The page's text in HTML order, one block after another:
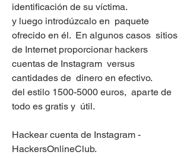
identificación de su víctima.
y luego introdúzcalo en  paquete
ofrecido en él.  En algunos casos  sitios
de Internet proporcionar hackers
cuentas de Instagram  versus
cantidades de  dinero en efectivo.
del estilo 1500-5000 euros,  aparte de
todo es gratis y  útil.
Hackear cuenta de Instagram -
HackersOnlineClub.